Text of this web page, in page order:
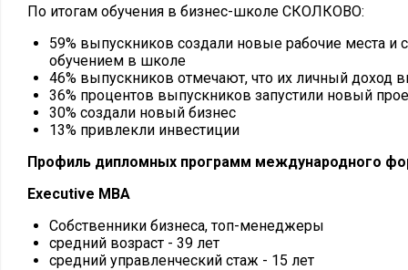
По итогам обучения в бизнес-школе СКОЛКОВО:
59% выпускников создали новые рабочие места и
обучением в школе
46% выпускников отмечают, что их личный доход
36% процентов выпускников запустили новый
30% создали новый бизнес
13% привлекли инвестиции
Профиль дипломных программ международного
Executive MBA
Собственники бизнеса, топ-менеджеры
средний возраст - 39 лет
средний управленческий стаж - 15 лет